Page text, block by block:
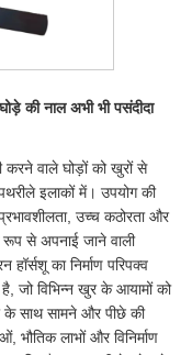
की नाल अभी भी पसंदीदा
करने वाले घोड़ों को खुरों से
इलाकों में। उपयोग की
उच्च कठोरता और
से अपनाई जाने वाली
का निर्माण परिपक्व
जो विभिन्न खुर के आयामों को
साथ सामने और पीछे की
लाभों और विनिर्माण